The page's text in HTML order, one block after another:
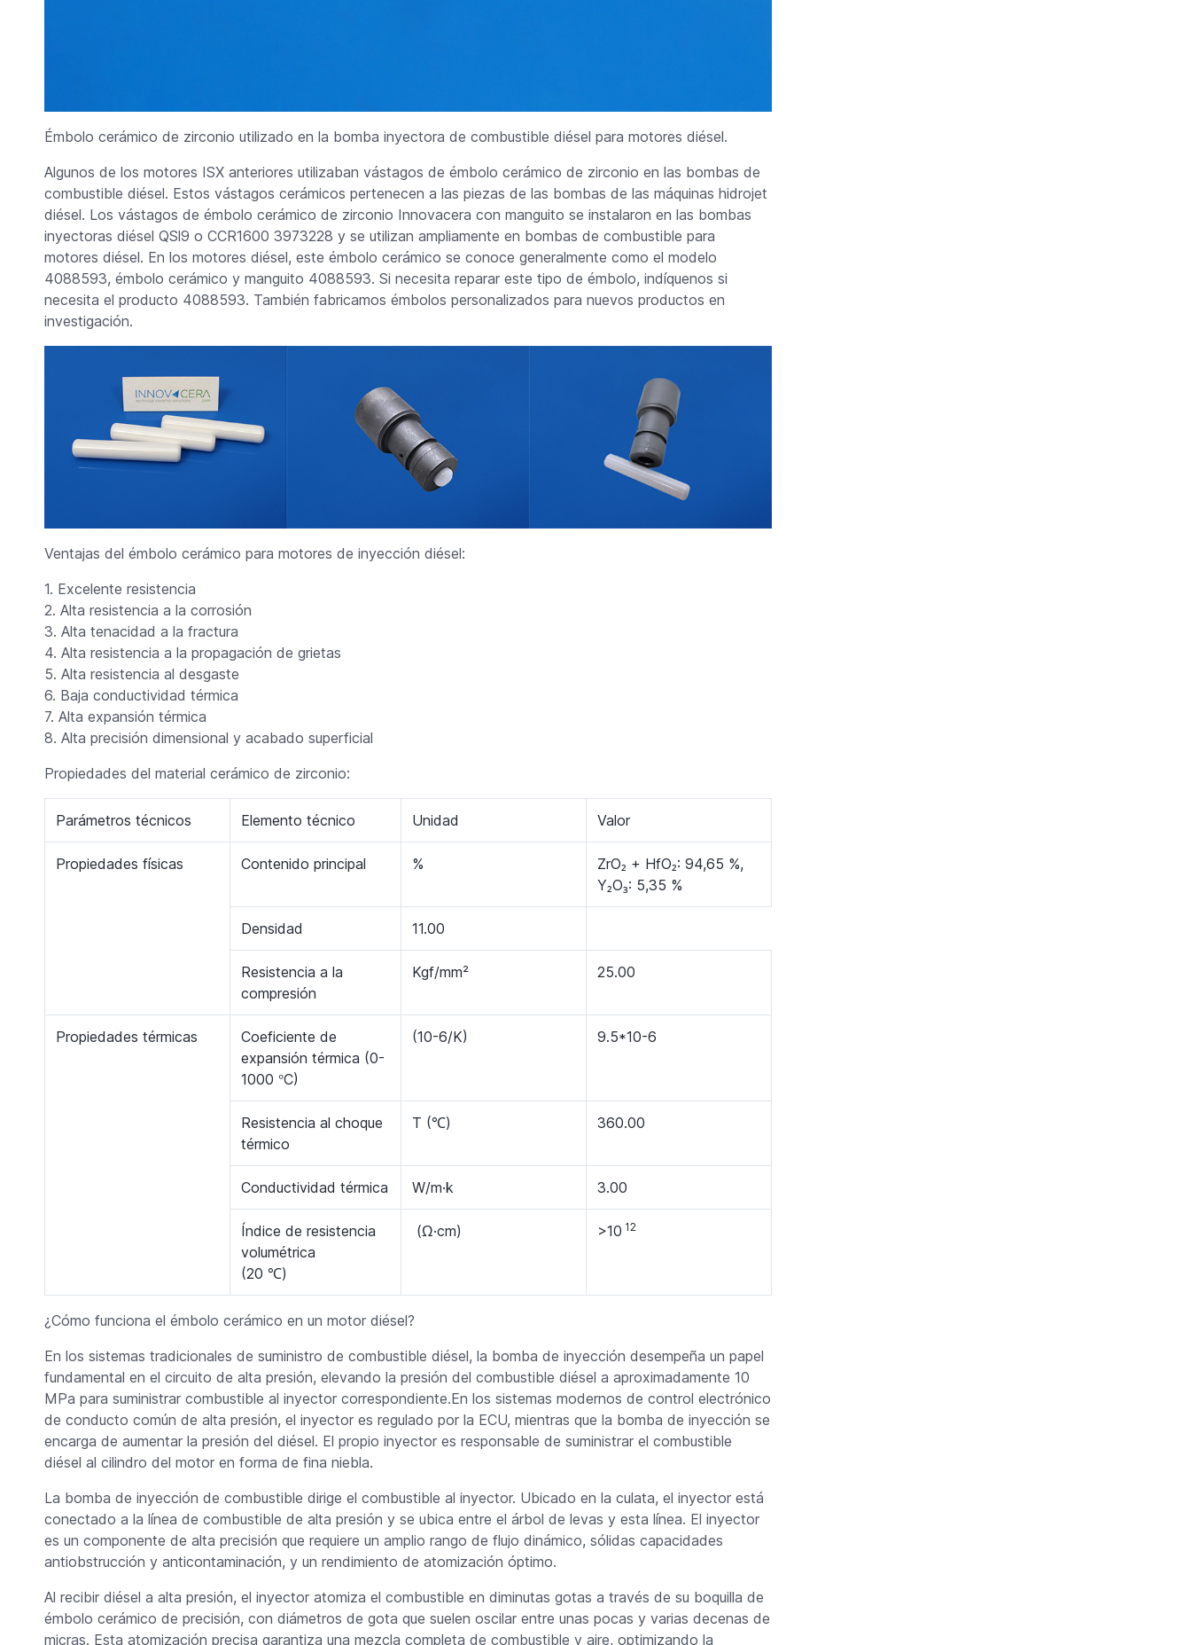
Émbolo cerámico de zirconio utilizado en la bomba inyectora de combustible diésel para motores diésel.
Algunos de los motores ISX anteriores utilizaban vástagos de émbolo cerámico de zirconio en las bombas de
combustible diésel. Estos vástagos cerámicos pertenecen a las piezas de las bombas de las máquinas hidrojet
diésel. Los vástagos de émbolo cerámico de zirconio Innovacera con manguito se instalaron en las bombas
inyectoras diésel QSl9 o CCR1600 3973228 y se utilizan ampliamente en bombas de combustible para
motores diésel. En los motores diésel, este émbolo cerámico se conoce generalmente como el modelo
4088593, émbolo cerámico y manguito 4088593. Si necesita reparar este tipo de émbolo, indíquenos si
necesita el producto 4088593. También fabricamos émbolos personalizados para nuevos productos en
investigación.
Ventajas del émbolo cerámico para motores de inyección diésel:
1. Excelente resistencia
2. Alta resistencia a la corrosión
3. Alta tenacidad a la fractura
4. Alta resistencia a la propagación de grietas
5. Alta resistencia al desgaste
6. Baja conductividad térmica
7. Alta expansión térmica
8. Alta precisión dimensional y acabado superficial
Propiedades del material cerámico de zirconio:
Parámetros técnicos Elemento técnico Unidad Valor
Propiedades físicas Contenido principal %
ZrO₂ + HfO₂: 94,65 %,
Y₂O₃: 5,35 %
Densidad 11.00
Resistencia a la
compresión
Kgf/mm² 25.00
Propiedades térmicas
Coeficiente de
expansión térmica (0-
1000 °C)
(10-6/K) 9.5*10-6
Resistencia al choque
térmico
T (℃) 360.00
Conductividad térmica W/m·k 3.00
Índice de resistencia
volumétrica
(20 ℃)
(Ω·cm) >10 12
¿Cómo funciona el émbolo cerámico en un motor diésel?
En los sistemas tradicionales de suministro de combustible diésel, la bomba de inyección desempeña un papel
fundamental en el circuito de alta presión, elevando la presión del combustible diésel a aproximadamente 10
MPa para suministrar combustible al inyector correspondiente.En los sistemas modernos de control electrónico
de conducto común de alta presión, el inyector es regulado por la ECU, mientras que la bomba de inyección se
encarga de aumentar la presión del diésel. El propio inyector es responsable de suministrar el combustible
diésel al cilindro del motor en forma de fina niebla.
La bomba de inyección de combustible dirige el combustible al inyector. Ubicado en la culata, el inyector está
conectado a la línea de combustible de alta presión y se ubica entre el árbol de levas y esta línea. El inyector
es un componente de alta precisión que requiere un amplio rango de flujo dinámico, sólidas capacidades
antiobstrucción y anticontaminación, y un rendimiento de atomización óptimo.
Al recibir diésel a alta presión, el inyector atomiza el combustible en diminutas gotas a través de su boquilla de
émbolo cerámico de precisión, con diámetros de gota que suelen oscilar entre unas pocas y varias decenas de
micras. Esta atomización precisa garantiza una mezcla completa de combustible y aire, optimizando la